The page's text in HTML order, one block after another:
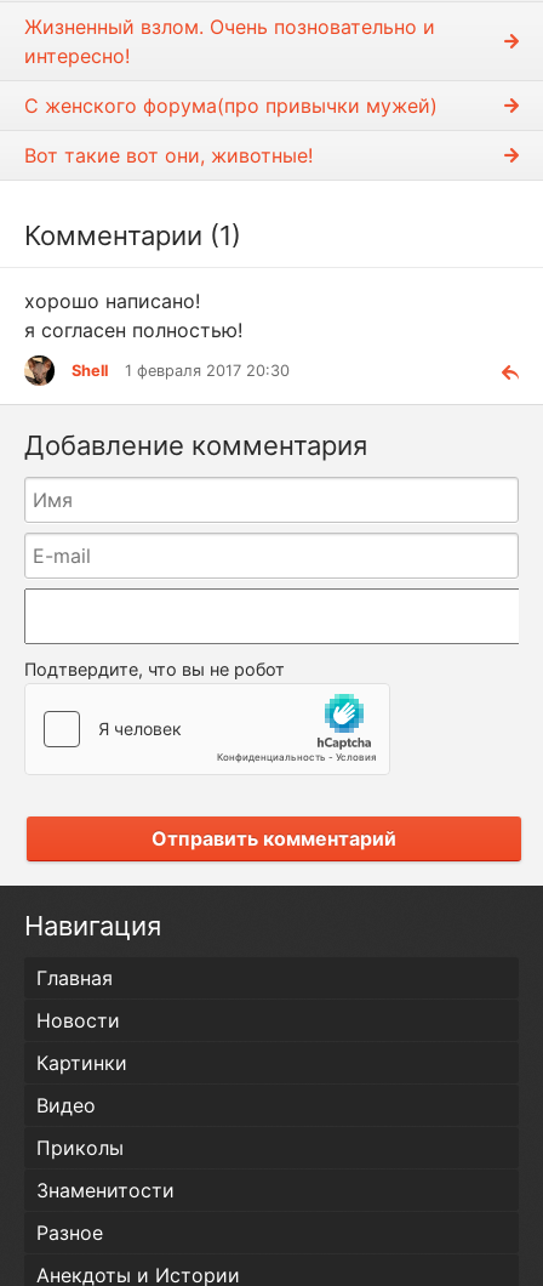
Жизненный взлом. Очень позновательно и
интересно!
С женского форума(про привычки мужей)
Вот такие вот они, животные!
Комментарии (1)
хорошо написано!
я согласен полностью!
Shell 1 февраля 2017 20:30
Добавление комментария
Подтвердите, что вы не робот
Отправить комментарий
Навигация
Главная
Новости
Картинки
Видео
Приколы
Знаменитости
Разное
Анекдоты и Истории